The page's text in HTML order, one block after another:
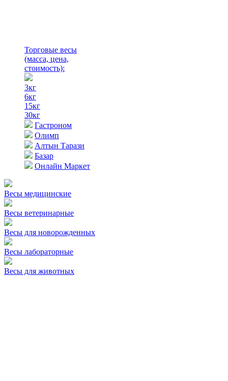
Торговые весы
(масса, цена,
стоимость):
3кг
6кг
15кг
30кг
Гастроном
Олимп
Алтын Тарази
Базар
Онлайн Маркет
Весы медицинские
Весы ветеринарные
Весы для новорожденных
Весы лабораторные
Весы для животных